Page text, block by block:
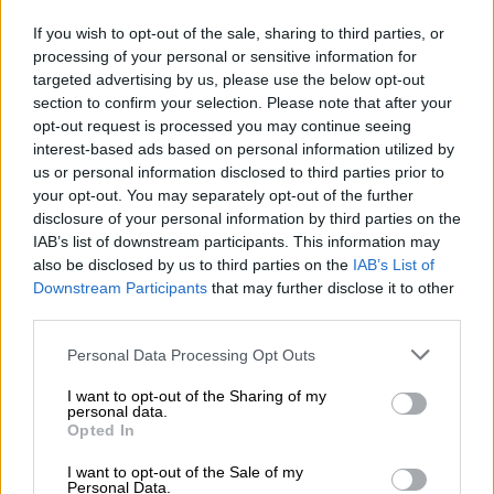
If you wish to opt-out of the sale, sharing to third parties, or
processing of your personal or sensitive information for
targeted advertising by us, please use the below opt-out
section to confirm your selection. Please note that after your
opt-out request is processed you may continue seeing
interest-based ads based on personal information utilized by
us or personal information disclosed to third parties prior to
your opt-out. You may separately opt-out of the further
disclosure of your personal information by third parties on the
IAB’s list of downstream participants. This information may
also be disclosed by us to third parties on the IAB’s List of
Downstream Participants that may further disclose it to other
Please note that this website/app uses one or more Google
not limited to your visit or usage behaviour. You may click to
grant or deny consent to Google and its third-party tags to
use your data for below specified purposes in below Google
consent section.
Personal Data Processing Opt Outs
I want to opt-out of the Sharing of my
personal data.
Opted In
I want to opt-out of the Sale of my
Personal Data.
ποσό. Η γυναίκα, αντιλαμβανόμενη την σε
βάρος της απάτη διέκοψε την επικοινωνία.
ΔΙΑΒΑΣΤΕ ΕΠΙΣΗΣ
Ελλάδα|13.07.2025 13:23
Στον Κορυδαλλό η Ειρήνη
Μουρτζούκου: Προφυλακίζεται με
βαρύ κατηγορητήριο μετά την
απολογία της
Έπειτα από την καταγγελία του
περιστατικού, πραγματοποιήθηκε
συντονισμένη αστυνομική επιχείρηση κατά